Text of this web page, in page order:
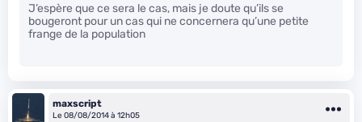
J’espère que ce sera le cas, mais je doute qu’ils se
bougeront pour un cas qui ne concernera qu’une petite
frange de la population
maxscript
Le 08/08/2014 à 12h05